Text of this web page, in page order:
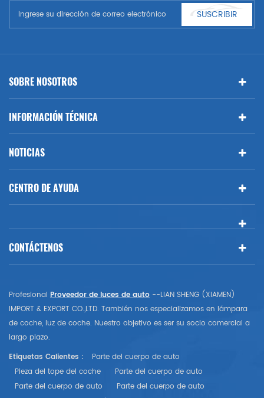
Benz, BMW
SUSCRIBIR
SOBRE NOSOTROS
INFORMACIÓN TÉCNICA
NOTICIAS
CENTRO DE AYUDA
CONTÁCTENOS
Profesional Proveedor de luces de auto --LIAN SHENG (XIAMEN)
IMPORT & EXPORT CO.,LTD. También nos especializamos en lámpara
de coche, luz de coche. Nuestro objetivo es ser su socio comercial a
largo plazo.
Etiquetas Calientes :
Parte del cuerpo de auto
Pieza del tope del coche
Parte del cuerpo de auto
Parte del cuerpo de auto
Parte del cuerpo de auto